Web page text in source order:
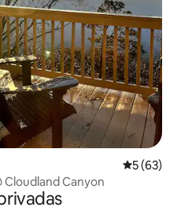
5 (63)
Cloudland Canyon